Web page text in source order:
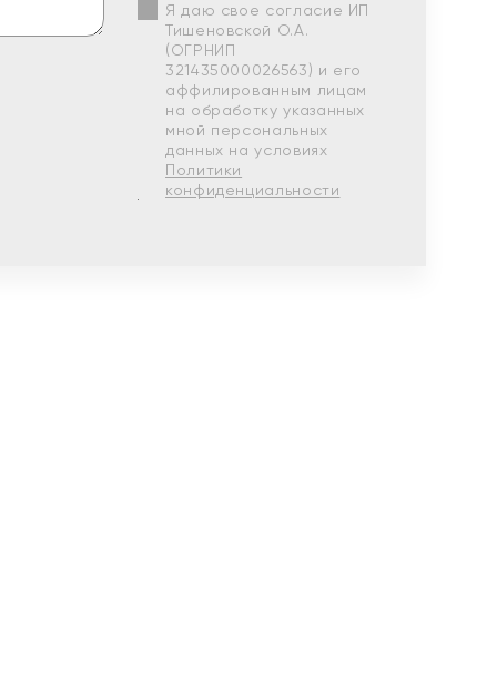
Я даю свое согласие ИП
Тишеновской О.А.
(ОГРНИП
321435000026563) и его
аффилированным лицам
на обработку указанных
мной персональных
данных на условиях
Политики
конфиденциальности